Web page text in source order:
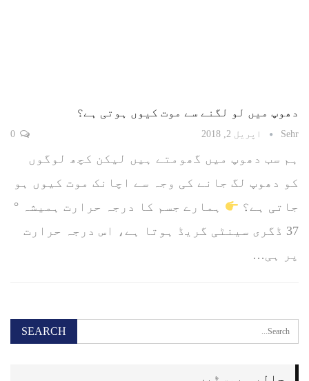
دھوپ میں لو لگنے سے موت کیوں ہوتی ہے؟
Sehr اپریل 2, 2018
ہم سب دھوپ میں گھومتے ہیں لیکن کچھ لوگوں
کو دھوپ لگ جانے کی وجہ سے اچانک موت کیوں ہو
جاتی ہے؟
ہمارے جسم کا درجہ حرارت ہمیشہ °
37 ڈگری سینٹی گریڈ ہوتا ہے، اس درجہ حرارت
پر ہی…